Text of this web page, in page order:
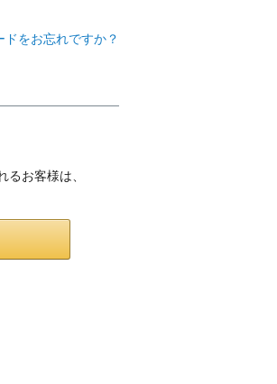
ドをお忘れですか？
お客様は、